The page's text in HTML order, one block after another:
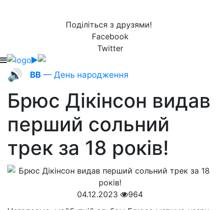
Поділіться з друзями!
Facebook
Twitter
🔊 ВВ — День народження
Брюс Дікінсон видав
перший сольний
трек за 18 років!
04.12.2023
964